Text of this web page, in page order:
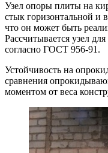
Узел опоры плиты на
стык горизонтальной и
что он может быть
Рассчитывается узел
согласно ГОСТ 956-91.
Устойчивость на
сравнения
моментом от веса